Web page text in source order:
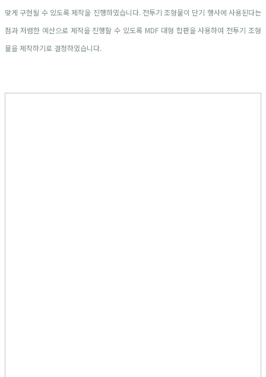
맞게 구현될 수 있도록 제작을 진행하였습니다. 전투기 조형물이 단기 행사에 사용된다는
점과 저렴한 예산으로 제작을 진행할 수 있도록 MDF 대형 합판을 사용하여 전투기 조형
물을 제작하기로 결정하였습니다.